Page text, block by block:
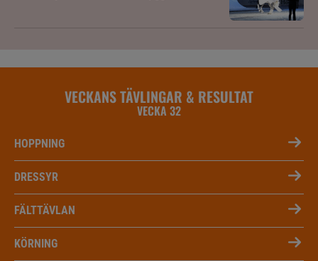
VECKANS TÄVLINGAR & RESULTAT
VECKA 32
HOPPNING
DRESSYR
FÄLTTÄVLAN
KÖRNING